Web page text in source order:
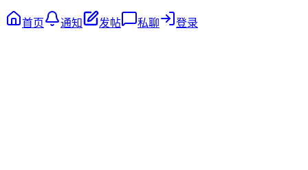
首页 通知 发帖 私聊 登录